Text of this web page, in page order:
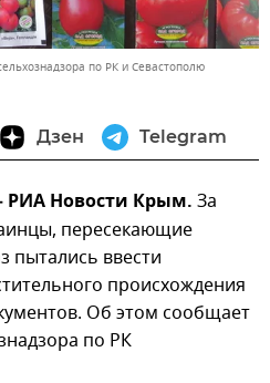
по РК и Севастополю
Дзен Telegram
Новости Крым. За
пересекающие
пытались ввести
происхождения
Об этом сообщает
по РК